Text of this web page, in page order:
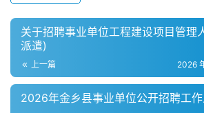
关于招聘事业单位工程建设项目管理
派遣)
上一篇 2026
2026年金乡县事业单位公开招聘工